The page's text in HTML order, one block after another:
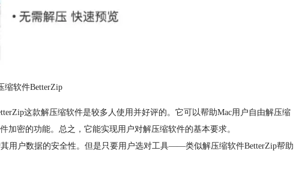
缩软件BetterZip
这款解压缩软件是较多人使用并好评的。它可以帮助Mac用户自由解压缩
加密的功能。总之，它能实现用户对解压缩软件的基本要求。
用户数据的安全性。但是只要用户选对工具——类似解压缩软件BetterZip帮助